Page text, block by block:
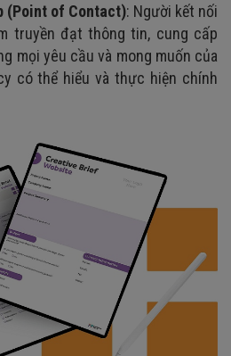
(Point of Contact): Người kết nối
truyền đạt thông tin, cung cấp
mọi yêu cầu và mong muốn của
có thể hiểu và thực hiện chính